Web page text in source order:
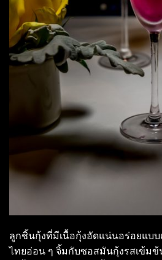
ลูกชิ้นกุ้งที่มีเนื้อกุ้งอัดแน่นอร่อยแบบ
ไทยอ่อน ๆ จิ้มกับซอสมันกุ้งรสเข้ม